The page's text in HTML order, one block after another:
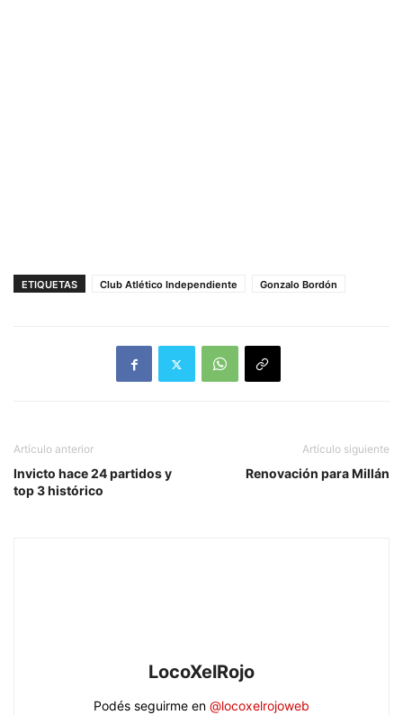
ETIQUETAS Club Atlético Independiente Gonzalo Bordón
Artículo anterior
Invicto hace 24 partidos y
top 3 histórico
Artículo siguiente
Renovación para Millán
LocoXelRojo
Podés seguirme en @locoxelrojoweb